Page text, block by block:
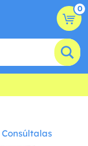
0
Consúltalas